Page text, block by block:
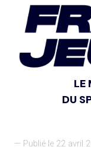
LE
DU
— Publié le 22 avril